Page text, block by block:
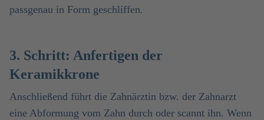
passgenau in Form geschliffen.
3. Schritt: Anfertigen der
Keramikkrone
Anschließend führt die Zahnärztin bzw. der Zahnarzt
eine Abformung vom Zahn durch oder scannt ihn. Wenn